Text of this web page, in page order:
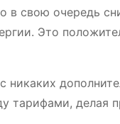
в свою очередь
Это
никаких
тарифами, делая